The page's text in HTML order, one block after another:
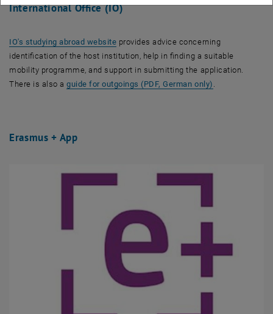
International Office (IO)
IO's studying abroad website, öffnet eine externe URL in einem neuen
provides advice concerning
identification of the host institution, help in finding a suitable
mobility programme, and support in submitting the application.
There is also aguide for outgoings (PDF, German only) .
Erasmus + App